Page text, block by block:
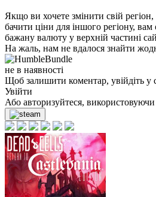
Якщо ви хочете змінити свій
бачити ціни для іншого регіону, вам
бажану валюту у верхній частині
На жаль, нам не вдалося знайти
не в наявності
Щоб залишити коментар, увійдіть у
Увійти
Або авторизуйтеся, використовуючи